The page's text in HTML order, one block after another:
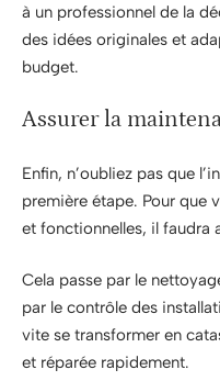
à un professionnel de la
des idées originales et
budget.
Assurer la
Enfin, n’oubliez pas que
première étape. Pour que
et fonctionnelles, il faudra
Cela passe par le
par le contrôle des
vite se transformer en
et réparée rapidement.